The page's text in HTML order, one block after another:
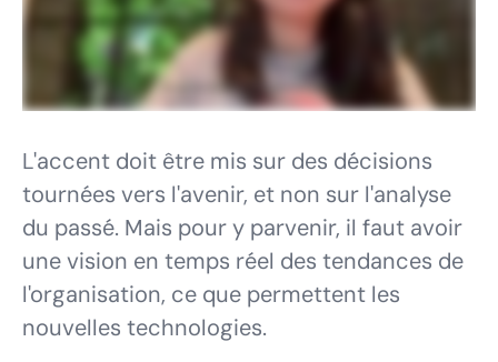
L'accent doit être mis sur des décisions
tournées vers l'avenir, et non sur l'analyse
du passé. Mais pour y parvenir, il faut avoir
une vision en temps réel des tendances de
l'organisation, ce que permettent les
nouvelles technologies.